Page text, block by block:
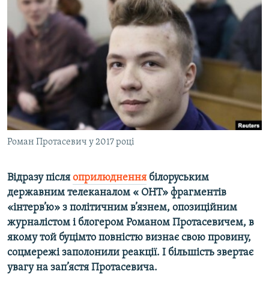
ФОТО
СПЕЦПРОЄКТИ
ПОДКАСТИ
КРИМ РЕАЛІЇ
РУС
УКР
ДОЛУЧАЙСЯ!
Усі сайти RFE/RL
Роман Протасевич у 2017 році
Відразу після оприлюднення білоруським
державним телеканалом « ОНТ» фрагментів
«інтерв’ю» з політичним в’язнем, опозиційним
журналістом і блогером Романом Протасевичем, в
якому той буцімто повністю визнає свою провину,
соцмережі заполонили реакції. І більшість звертає
увагу на зап’ястя Протасевича.